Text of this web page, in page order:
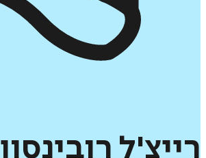
רייצ'ל רובינסון